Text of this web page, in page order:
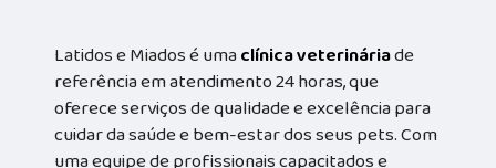
Latidos e Miados é umaclínica veterináriade
referência em atendimento 24 horas, que
oferece serviços de qualidade e excelência para
cuidar da saúde e bem-estar dos seus pets. Com
uma equipe de profissionais capacitados e